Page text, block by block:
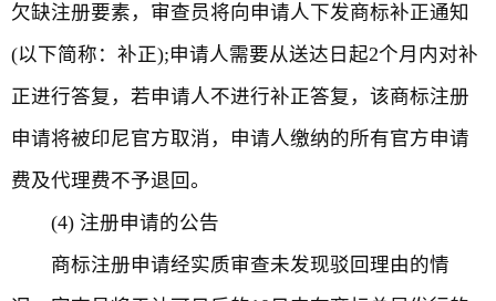
欠缺注册要素，审查员将向申请人下发商标补正通知
(以下简称：补正);申请人需要从送达日起2个月内对补
正进行答复，若申请人不进行补正答复，该商标注册
申请将被印尼官方取消，申请人缴纳的所有官方申请
费及代理费不予退回。
(4) 注册申请的公告
商标注册申请经实质审查未发现驳回理由的情